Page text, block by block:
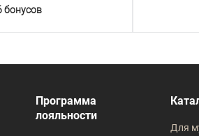
бонусов
В корзину
размеров
В наличии
Программа
лояльности
Для